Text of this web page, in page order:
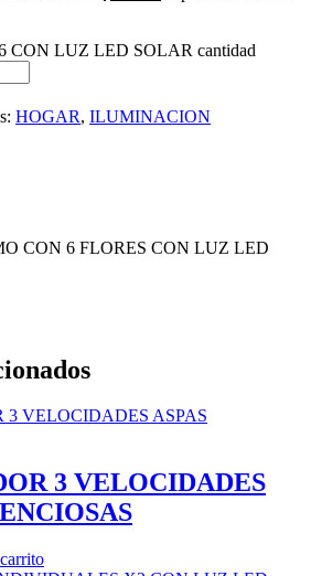
CON LUZ LED SOLAR cantidad
HOGAR, ILUMINACION
CON 6 FLORES CON LUZ LED
3 VELOCIDADES